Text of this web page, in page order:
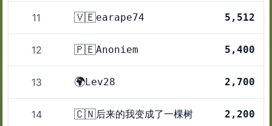
11 🇻🇪earape74 5,512
12 🇵🇪Anoniem 5,400
13 🌍Lev28 2,700
14 🇨🇳后来的我变成了一棵树 2,200